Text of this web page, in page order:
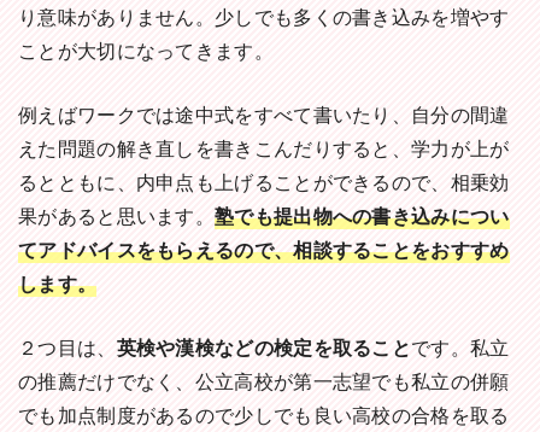
り意味がありません。少しでも多くの書き込みを増やす
ことが大切になってきます。
例えばワークでは途中式をすべて書いたり、自分の間違
えた問題の解き直しを書きこんだりすると、学力が上が
るとともに、内申点も上げることができるので、相乗効
果があると思います。 塾でも提出物への書き込みについ
てアドバイスをもらえるので、相談することをおすすめ
します。
２つ目は、 英検や漢検などの検定を取ることです。私立
の推薦だけでなく、公立高校が第一志望でも私立の併願
でも加点制度があるので少しでも良い高校の合格を取る